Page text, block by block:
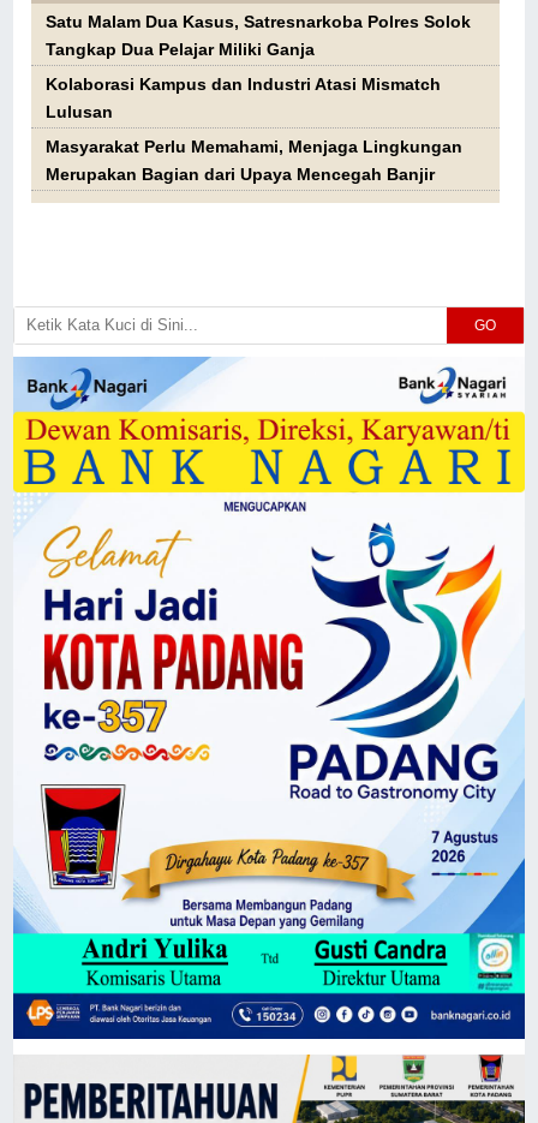
Satu Malam Dua Kasus, Satresnarkoba Polres Solok
Tangkap Dua Pelajar Miliki Ganja
Kolaborasi Kampus dan Industri Atasi Mismatch
Lulusan
Masyarakat Perlu Memahami, Menjaga Lingkungan
Merupakan Bagian dari Upaya Mencegah Banjir
GO